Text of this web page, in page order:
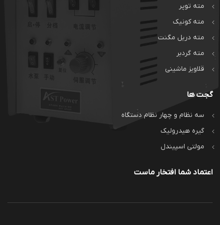
مته توپر
مته کونیک
مته دریل مگنت
مته گردبر
قلاویز ماشینی
گجت ها
سه نظام و چهار نظام دستگاه
گیره هیدرولیک
مولتی اسپیندل
اعتماد شما افتخار ماست